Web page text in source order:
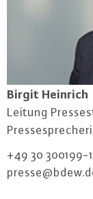
Birgit Heinrich
Leitung
+49 30 300199-